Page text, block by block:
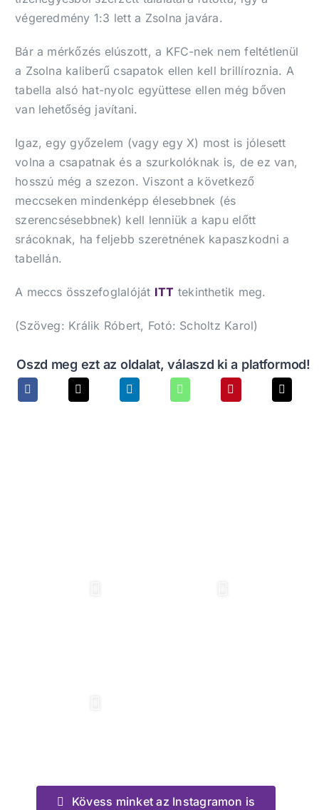
végeredmény 1:3 lett a Zsolna javára.
Bár a mérkőzés elúszott, a KFC-nek nem feltétlenül
a Zsolna kaliberű csapatok ellen kell brillíroznia. A
tabella alsó hat-nyolc együttese ellen még bőven
van lehetőség javítani.
Igaz, egy győzelem (vagy egy X) most is jólesett
volna a csapatnak és a szurkolóknak is, de ez van,
hosszú még a szezon. Viszont a következő
meccseken mindenképp élesebbnek (és
szerencsésebbnek) kell lenniük a kapu előtt
srácoknak, ha feljebb szeretnének kapaszkodni a
tabellán.
A meccs összefoglalóját ITT tekinthetik meg.
(Szöveg: Králik Róbert, Fotó: Scholtz Karol)
Oszd meg ezt az oldalat, válaszd ki a platformod!
Kövess minket az Instagramon is